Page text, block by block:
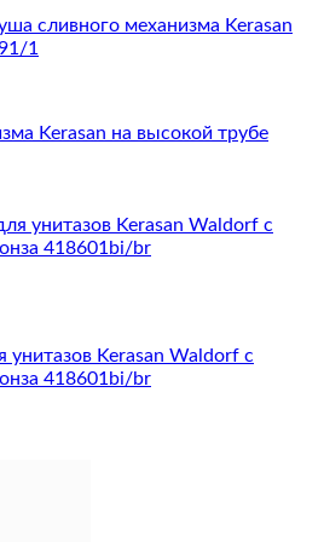
Kerasan на высокой трубе
₽.
Kerasan Waldorf с
418601bi/br